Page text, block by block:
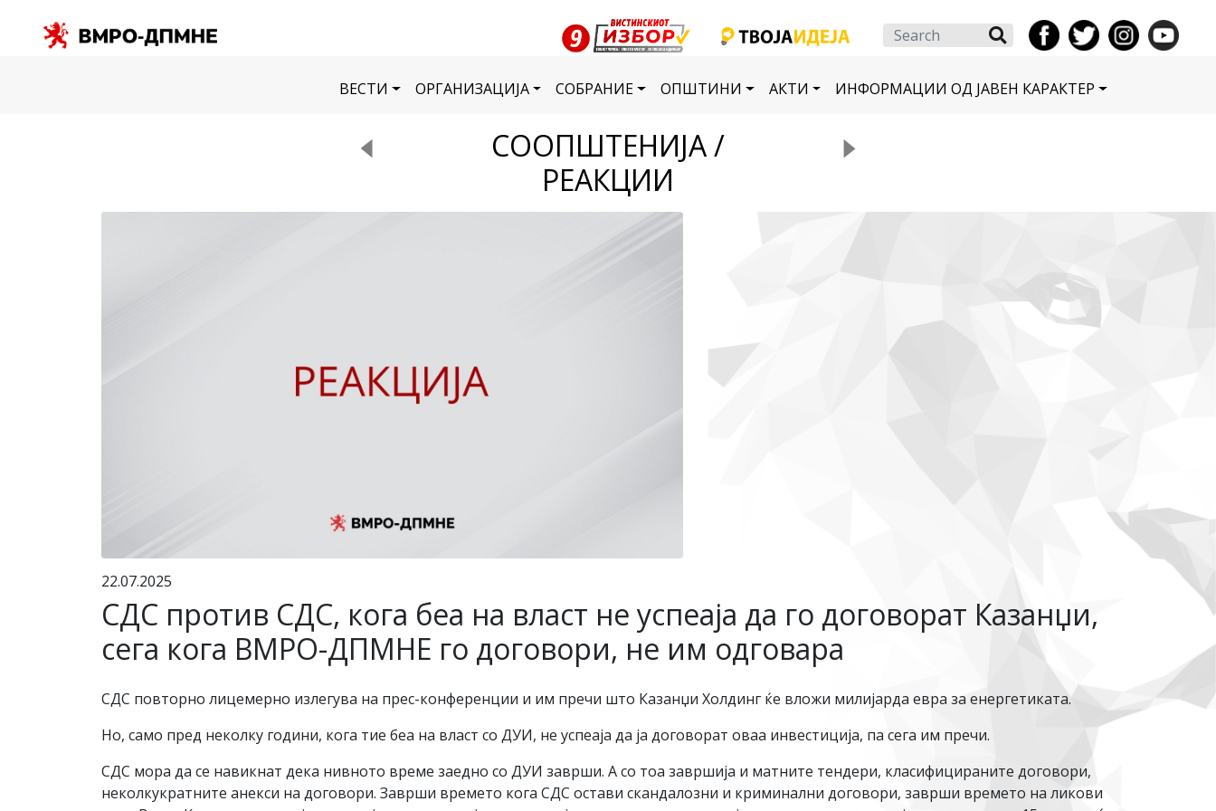
Search
ВЕСТИ ОРГАНИЗАЦИЈА СОБРАНИЕ ОПШТИНИ АКТИ ИНФОРМАЦИИ ОД ЈАВЕН КАРАКТЕР
СООПШТЕНИЈА /
РЕАКЦИИ
22.07.2025
СДС против СДС, кога беа на власт не успеаја да го договорат Казанџи,
сега кога ВМРО-ДПМНЕ го договори, не им одговара
СДС повторно лицемерно излегува на прес-конференции и им пречи што Казанџи Холдинг ќе вложи милијарда евра за енергетиката.
Но, само пред неколку години, кога тие беа на власт со ДУИ, не успеаја да ја договорат оваа инвестиција, па сега им пречи.
СДС мора да се навикнат дека нивното време заедно со ДУИ заврши. А со тоа завршија и матните тендери, класифицираните договори,
неколкукратните анекси на договори. Заврши времето кога СДС остави скандалозни и криминални договори, заврши времето на ликови